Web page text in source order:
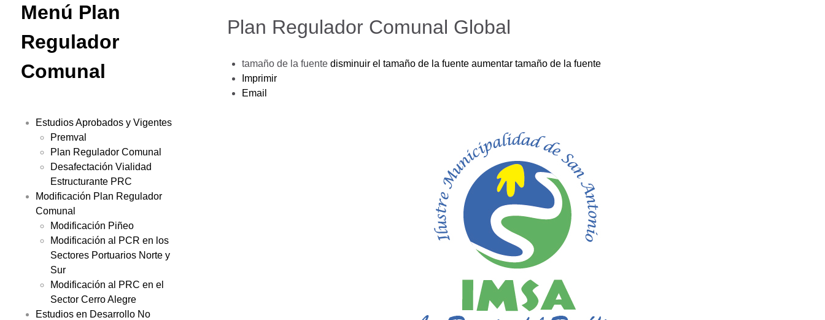
Menú Plan
Regulador
Comunal
Estudios Aprobados y Vigentes
Premval
Plan Regulador Comunal
Desafectación Vialidad
Estructurante PRC
Modificación Plan Regulador
Comunal
Modificación Piñeo
Modificación al PCR en los
Sectores Portuarios Norte y
Sur
Modificación al PRC en el
Sector Cerro Alegre
Estudios en Desarrollo No
Plan Regulador Comunal Global
tamaño de la fuente disminuir el tamaño de la fuente aumentar tamaño de la fuente
Imprimir
Email